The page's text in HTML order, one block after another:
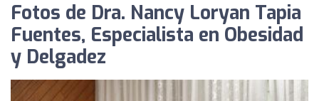
Fotos de Dra. Nancy Loryan Tapia
Fuentes, Especialista en Obesidad
y Delgadez